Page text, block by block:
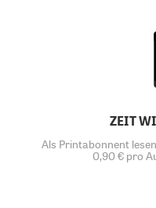
ZEIT
Als Printabonnent
0,90 € pro